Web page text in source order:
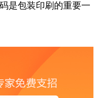
是包装印刷的重要一